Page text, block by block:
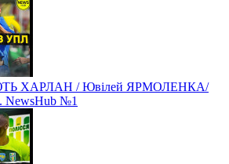
ХАРЛАН / Ювілей ЯРМОЛЕНКА/
№1